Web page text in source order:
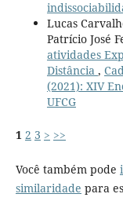
Lucas
Patrício José
atividades
Distância ,
(2021): XIV
UFCG
1 2 3 > >>
Você também pode
similaridade para